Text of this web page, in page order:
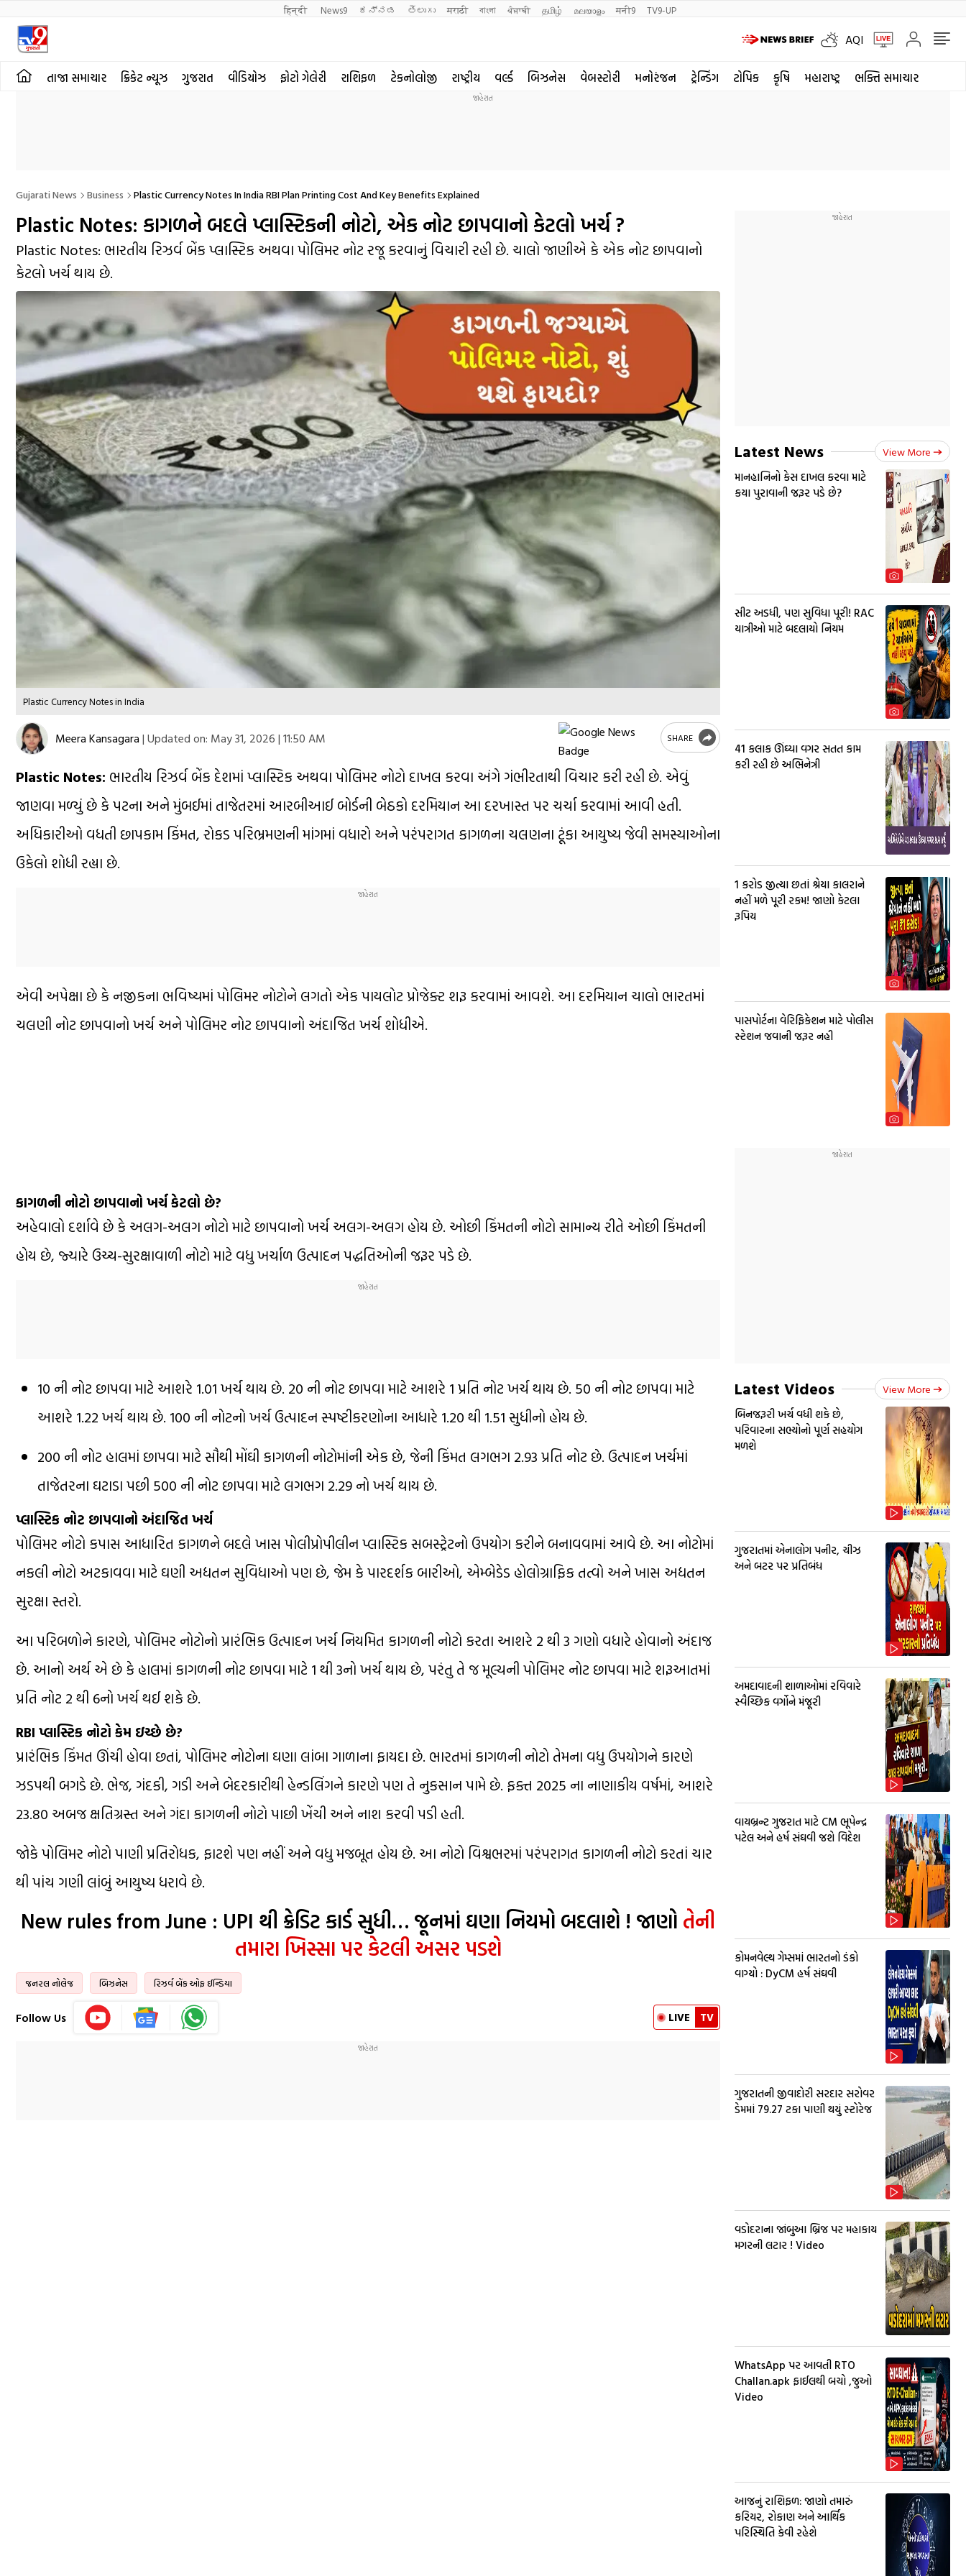
हिन्दी News9 ಕನ್ನಡ తెలుగు मराठी বাংলা ਪੰਜਾਬੀ தமிழ் മലയാളം मनी9 TV9-UP
AQI
તાજા સમાચાર ક્રિકેટ ન્યૂઝ ગુજરાત વીડિયોઝ ફોટો ગેલેરી રાશિફળ ટેકનોલોજી રાષ્ટ્રીય વર્લ્ડ બિઝનેસ વેબસ્ટોરી મનોરંજન ટ્રેન્ડિંગ ટોપિક કૃષિ મહારાષ્ટ્ર ભક્તિ સમાચાર
Gujarati News Business Plastic Currency Notes In India RBI Plan Printing Cost And Key Benefits Explained
Plastic Notes: કાગળને બદલે પ્લાસ્ટિકની નોટો, એક નોટ છાપવાનો કેટલો ખર્ચ ?
Plastic Notes: ભારતીય રિઝર્વ બેંક પ્લાસ્ટિક અથવા પોલિમર નોટ રજૂ કરવાનું વિચારી રહી છે. ચાલો જાણીએ કે એક નોટ છાપવાનો
કેટલો ખર્ચ થાય છે.
Plastic Currency Notes in India
Meera Kansagara | Updated on: May 31, 2026 | 11:50 AM SHARE
Plastic Notes: ભારતીય રિઝર્વ બેંક દેશમાં પ્લાસ્ટિક અથવા પોલિમર નોટો દાખલ કરવા અંગે ગંભીરતાથી વિચાર કરી રહી છે. એવું
જાણવા મળ્યું છે કે પટના અને મુંબઈમાં તાજેતરમાં આરબીઆઈ બોર્ડની બેઠકો દરમિયાન આ દરખાસ્ત પર ચર્ચા કરવામાં આવી હતી.
અધિકારીઓ વધતી છાપકામ કિંમત, રોકડ પરિભ્રમણની માંગમાં વધારો અને પરંપરાગત કાગળના ચલણના ટૂંકા આયુષ્ય જેવી સમસ્યાઓના
ઉકેલો શોધી રહ્યા છે.
એવી અપેક્ષા છે કે નજીકના ભવિષ્યમાં પોલિમર નોટોને લગતો એક પાયલોટ પ્રોજેક્ટ શરૂ કરવામાં આવશે. આ દરમિયાન ચાલો ભારતમાં
ચલણી નોટ છાપવાનો ખર્ચ અને પોલિમર નોટ છાપવાનો અંદાજિત ખર્ચ શોધીએ.
કાગળની નોટો છાપવાનો ખર્ચ કેટલો છે?
અહેવાલો દર્શાવે છે કે અલગ-અલગ નોટો માટે છાપવાનો ખર્ચ અલગ-અલગ હોય છે. ઓછી કિંમતની નોટો સામાન્ય રીતે ઓછી કિંમતની
હોય છે, જ્યારે ઉચ્ચ-સુરક્ષાવાળી નોટો માટે વધુ ખર્ચાળ ઉત્પાદન પદ્ધતિઓની જરૂર પડે છે.
₹10 ની નોટ છાપવા માટે આશરે ₹1.01 ખર્ચ થાય છે. ₹20 ની નોટ છાપવા માટે આશરે ₹1 પ્રતિ નોટ ખર્ચ થાય છે. ₹50 ની નોટ છાપવા માટે
આશરે ₹1.22 ખર્ચ થાય છે. ₹100 ની નોટનો ખર્ચ ઉત્પાદન સ્પષ્ટીકરણોના આધારે ₹1.20 થી ₹1.51 સુધીનો હોય છે.
₹200 ની નોટ હાલમાં છાપવા માટે સૌથી મોંઘી કાગળની નોટોમાંની એક છે, જેની કિંમત લગભગ ₹2.93 પ્રતિ નોટ છે. ઉત્પાદન ખર્ચમાં
તાજેતરના ઘટાડા પછી ₹500 ની નોટ છાપવા માટે લગભગ ₹2.29 નો ખર્ચ થાય છે.
પ્લાસ્ટિક નોટ છાપવાનો અંદાજિત ખર્ચ
પોલિમર નોટો કપાસ આધારિત કાગળને બદલે ખાસ પોલીપ્રોપીલીન પ્લાસ્ટિક સબસ્ટ્રેટનો ઉપયોગ કરીને બનાવવામાં આવે છે. આ નોટોમાં
નકલી નોટો અટકાવવા માટે ઘણી અદ્યતન સુવિધાઓ પણ છે, જેમ કે પારદર્શક બારીઓ, એમ્બેડેડ હોલોગ્રાફિક તત્વો અને ખાસ અદ્યતન
સુરક્ષા સ્તરો.
આ પરિબળોને કારણે, પોલિમર નોટોનો પ્રારંભિક ઉત્પાદન ખર્ચ નિયમિત કાગળની નોટો કરતા આશરે 2 થી 3 ગણો વધારે હોવાનો અંદાજ
છે. આનો અર્થ એ છે કે હાલમાં કાગળની નોટ છાપવા માટે ₹1 થી ₹3નો ખર્ચ થાય છે, પરંતુ તે જ મૂલ્યની પોલિમર નોટ છાપવા માટે શરૂઆતમાં
પ્રતિ નોટ ₹2 થી ₹6નો ખર્ચ થઈ શકે છે.
RBI પ્લાસ્ટિક નોટો કેમ ઇચ્છે છે?
પ્રારંભિક કિંમત ઊંચી હોવા છતાં, પોલિમર નોટોના ઘણા લાંબા ગાળાના ફાયદા છે. ભારતમાં કાગળની નોટો તેમના વધુ ઉપયોગને કારણે
ઝડપથી બગડે છે. ભેજ, ગંદકી, ગડી અને બેદરકારીથી હેન્ડલિંગને કારણે પણ તે નુકસાન પામે છે. ફક્ત 2025 ના નાણાકીય વર્ષમાં, આશરે
23.80 અબજ ક્ષતિગ્રસ્ત અને ગંદા કાગળની નોટો પાછી ખેંચી અને નાશ કરવી પડી હતી.
જોકે પોલિમર નોટો પાણી પ્રતિરોધક, ફાટશે પણ નહીં અને વધુ મજબૂત હોય છે. આ નોટો વિશ્વભરમાં પરંપરાગત કાગળની નોટો કરતાં ચાર
થી પાંચ ગણી લાંબું આયુષ્ય ધરાવે છે.
New rules from June : UPI થી ક્રેડિટ કાર્ડ સુધી… જૂનમાં ઘણા નિયમો બદલાશે ! જાણો તેની
તમારા ખિસ્સા પર કેટલી અસર પડશે
જનરલ નોલેજ બિઝનેસ રિઝર્વ બેંક ઓફ ઈન્ડિયા
Follow Us LIVE TV
Latest News View More
માનહાનિનો કેસ દાખલ કરવા માટે
કયા પુરાવાની જરૂર પડે છે?
સીટ અડધી, પણ સુવિધા પૂરી! RAC
યાત્રીઓ માટે બદલાયો નિયમ
41 કલાક ઊંઘ્યા વગર સતત કામ
કરી રહી છે અભિનેત્રી
₹1 કરોડ જીત્યા છતાં શ્રેયા કાલરાને
નહીં મળે પૂરી રકમ! જાણો કેટલા
રૂપિય
પાસપોર્ટના વેરિફિકેશન માટે પોલીસ
સ્ટેશન જવાની જરૂર નહી
Latest Videos View More
બિનજરૂરી ખર્ચ વધી શકે છે,
પરિવારના સભ્યોનો પૂર્ણ સહયોગ
મળશે
ગુજરાતમાં એનાલોગ પનીર, ચીઝ
અને બટર પર પ્રતિબંધ
અમદાવાદની શાળાઓમાં રવિવારે
સ્વૈચ્છિક વર્ગોને મંજૂરી
વાયબ્રન્ટ ગુજરાત માટે CM ભૂપેન્દ્ર
પટેલ અને હર્ષ સંઘવી જશે વિદેશ
કોમનવેલ્થ ગેમ્સમાં ભારતનો ડંકો
વાગ્યો : DyCM હર્ષ સંઘવી
ગુજરાતની જીવાદોરી સરદાર સરોવર
ડેમમાં 79.27 ટકા પાણી થયું સ્ટોરેજ
વડોદરાના જાંબુઆ બ્રિજ પર મહાકાય
મગરની લટાર ! Video
WhatsApp પર આવતી RTO
Challan.apk ફાઈલથી બચો ,જુઓ
Video
આજનું રાશિફળ: જાણો તમારું
કરિયર, રોકાણ અને આર્થિક
પરિસ્થિતિ કેવી રહેશે